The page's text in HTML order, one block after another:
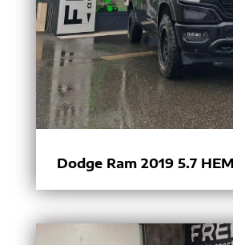
Dodge Ram 2019 5.7